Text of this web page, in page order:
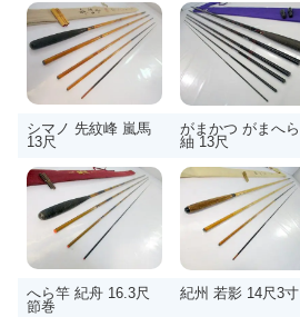
シマノ 先紋峰 嵐馬
13尺
がまかつ がまへら
紬 13尺
へら竿 紀舟 16.3尺
節巻
紀州 若影 14尺3寸